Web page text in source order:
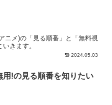
ニメ)の「見る順番」と「無料視
きます。
2024.05.03
用!の見る順番を知りたい